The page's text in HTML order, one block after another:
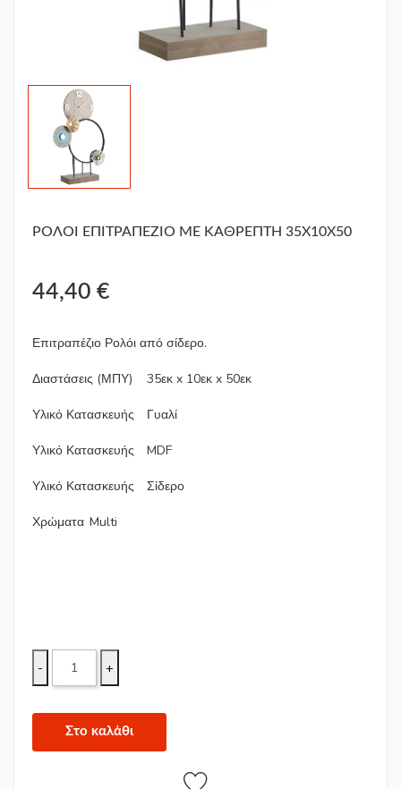
ΡΟΛΟΙ ΕΠΙΤΡΑΠΕΖΙΟ ΜΕ ΚΑΘΡΕΠΤΗ 35Χ10Χ50
44,40 €
Επιτραπέζιο Ρολόι από σίδερο.
Διαστάσεις (ΜΠΥ) 35εκ x 10εκ x 50εκ
Υλικό Κατασκευής Γυαλί
Υλικό Κατασκευής MDF
Υλικό Κατασκευής Σίδερο
Χρώματα Multi
- +
Στο καλάθι